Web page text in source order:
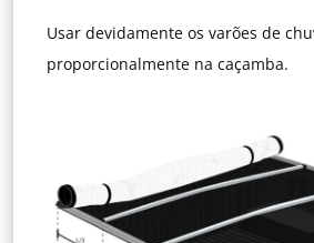
Usar devidamente os varões de
proporcionalmente na caçamba.